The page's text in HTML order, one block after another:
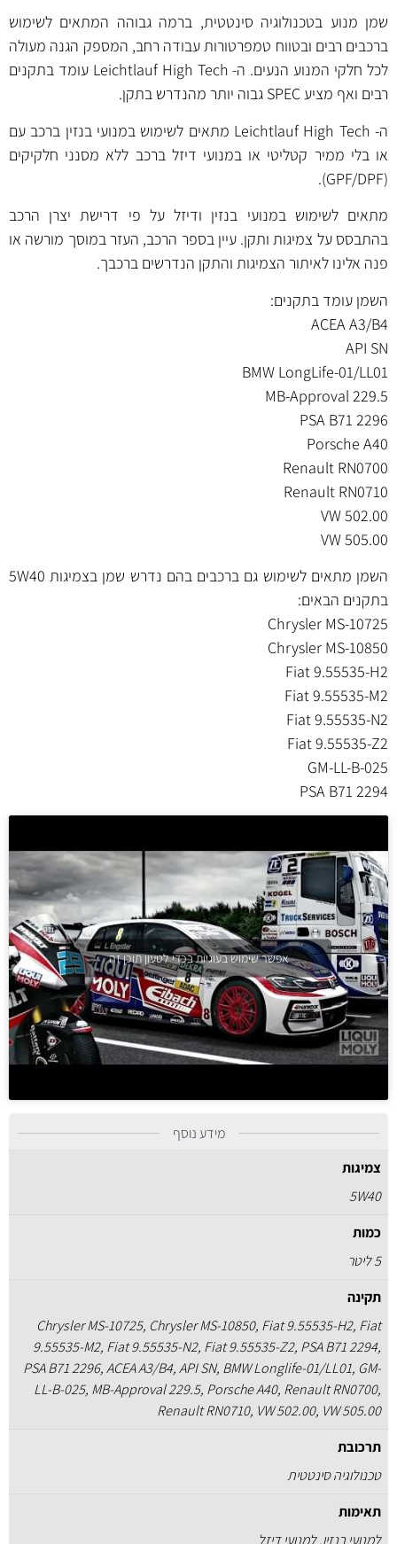
שמן מנוע בטכנולוגיה סינטטית, ברמה גבוהה המתאים לשימוש
ברכבים רבים ובטווח טמפרטורות עבודה רחב, המספק הגנה מעולה
לכל חלקי המנוע הנעים. ה- Leichtlauf High Tech עומד בתקנים
רבים ואף מציע SPEC גבוה יותר מהנדרש בתקן.
ה- Leichtlauf High Tech מתאים לשימוש במנועי בנזין ברכב עם
או בלי ממיר קטליטי או במנועי דיזל ברכב ללא מסנני חלקיקים
(GPF/DPF).
מתאים לשימוש במנועי בנזין ודיזל על פי דרישת יצרן הרכב
בהתבסס על צמיגות ותקן. עיין בספר הרכב, העזר במוסך מורשה או
פנה אלינו לאיתור הצמיגות והתקן הנדרשים ברכבך.
השמן עומד בתקנים:
ACEA A3/B4
API SN
BMW LongLife-01/LL01
MB-Approval 229.5
PSA B71 2296
Porsche A40
Renault RN0700
Renault RN0710
VW 502.00
VW 505.00
השמן מתאים לשימוש גם ברכבים בהם נדרש שמן בצמיגות 5W40
בתקנים הבאים:
Chrysler MS-10725
Chrysler MS-10850
Fiat 9.55535-H2
Fiat 9.55535-M2
Fiat 9.55535-N2
Fiat 9.55535-Z2
GM-LL-B-025
PSA B71 2294
אפשר שימוש בעוגיות בכדי לטעון תוכן זה
מידע נוסף
צמיגות
5W40
כמות
5 ליטר
תקינה
Chrysler MS-10725, Chrysler MS-10850, Fiat 9.55535-H2, Fiat
9.55535-M2, Fiat 9.55535-N2, Fiat 9.55535-Z2, PSA B71 2294,
PSA B71 2296, ACEA A3/B4, API SN, BMW Longlife-01/LL01, GM-
LL-B-025, MB-Approval 229.5, Porsche A40, Renault RN0700,
Renault RN0710, VW 502.00, VW 505.00
תרכובת
טכנולוגיה סינטטית
תאימות
למנועי בנזין, למנועי דיזל